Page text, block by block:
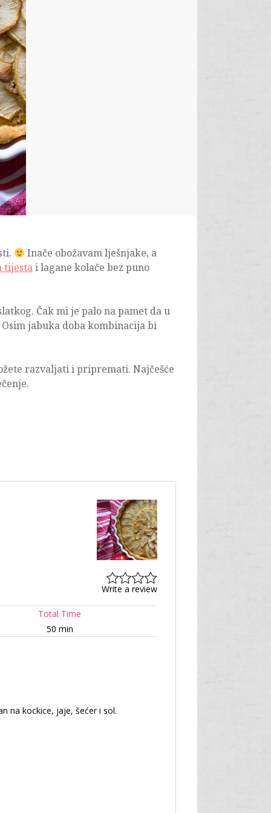
Inače obožavam lješnjake, a
tijestai lagane kolače bez puno
Čak mi je palo na pamet da u
Osim jabuka doba kombinacija bi
razvaljati i pripremati. Najčešće
Write a review
Total Time
50 min
na kockice, jaje, šećer i sol.